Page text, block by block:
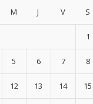
M J V S
1
5 6 7 8
12 13 14 15